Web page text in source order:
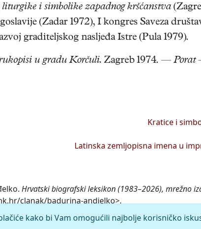
i simbolike zapadnog kršćanstva
(Zadar 1972), I kongres Saveza
graditeljskog nasljeđa Istre (Pula 1979).
u gradu Korčuli. Zagreb 1974. — Porat
Kratice i
Latinska zemljopisna imena u
Hrvatski biografski leksikon (1983–2026), mrežno
clanak/badurina-andjelko>.
kako bi Vam omogućili najbolje korisničko